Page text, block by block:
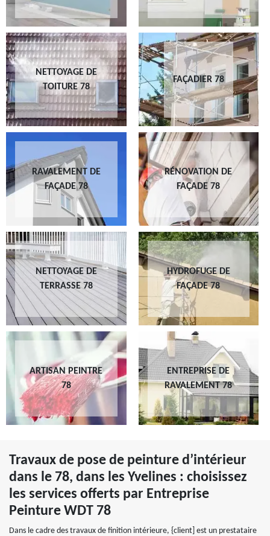
NETTOYAGE DE
TOITURE 78
FAÇADIER 78
RAVALEMENT DE
FAÇADE 78
RÉNOVATION DE
FAÇADE 78
NETTOYAGE DE
TERRASSE 78
HYDROFUGE DE
FAÇADE 78
ARTISAN PEINTRE
78
ENTREPRISE DE
RAVALEMENT 78
Travaux de pose de peinture d’intérieur
dans le 78, dans les Yvelines : choisissez
les services offerts par Entreprise
Peinture WDT 78
Dans le cadre des travaux de finition intérieure, {client] est un prestataire